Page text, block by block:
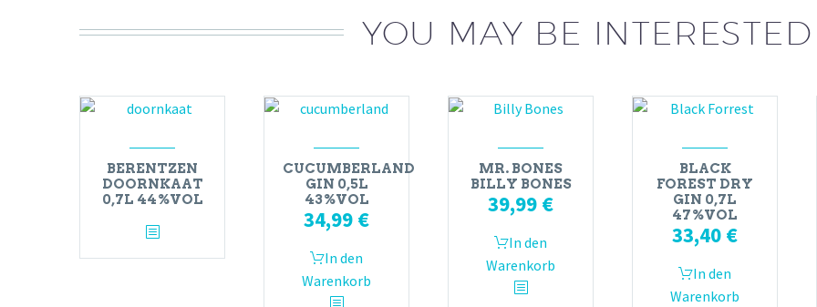
YOU MAY BE
BERENTZEN
DOORNKAAT
0,7L 44%VOL
CUCUMBERLAND
GIN 0,5L
43%VOL
34,99 €
In den
Warenkorb
MR. BONES
BILLY BONES
39,99 €
In den
Warenkorb
BLACK
FOREST DRY
GIN 0,7L
47%VOL
33,40 €
In den
Warenkorb